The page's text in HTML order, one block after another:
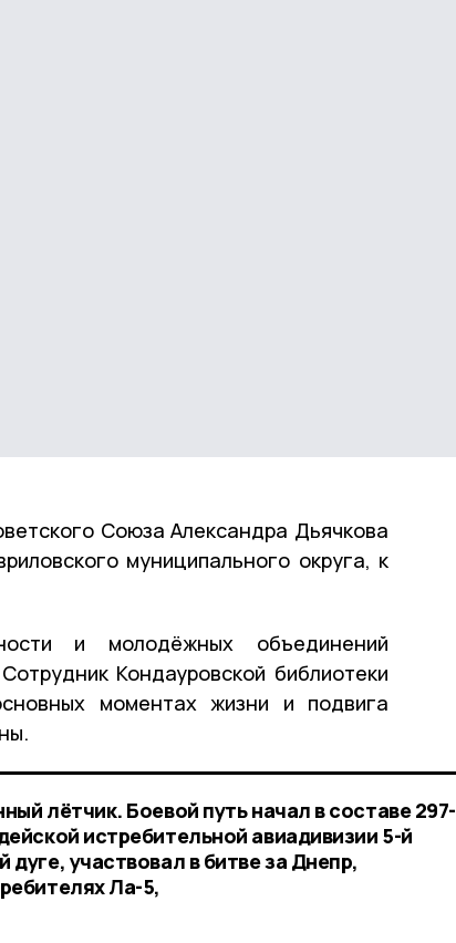
Союза Александра Дьячкова
муниципального округа, к
и молодёжных объединений
Кондауровской библиотеки
моментах жизни и подвига
лётчик. Боевой путь начал в составе 297-
истребительной авиадивизии 5-й
участвовал в битве за Днепр,
Ла-5,